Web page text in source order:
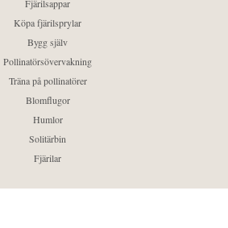
Fjärilsappar
Köpa fjärilsprylar
Bygg själv
Pollinatörsövervakning
Träna på pollinatörer
Blomflugor
Humlor
Solitärbin
Fjärilar